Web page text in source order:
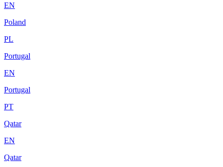
EN
Poland
PL
Portugal
EN
Portugal
PT
Qatar
EN
Qatar